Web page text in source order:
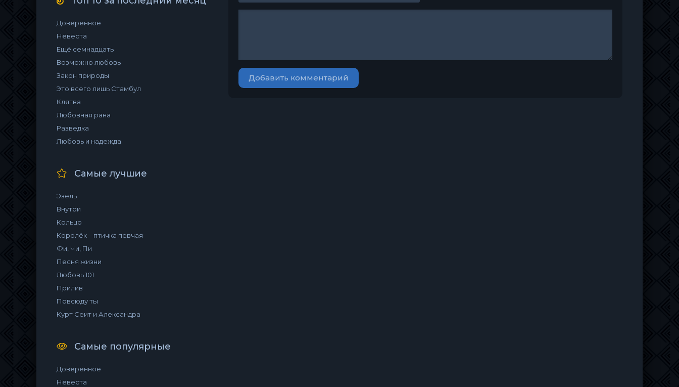
Доверенное
Невеста
Ещё семнадцать
Возможно любовь
Закон природы
Это всего лишь Стамбул
Клятва
Любовная рана
Разведка
Любовь и надежда
Самые лучшие
Эзель
Внутри
Кольцо
Королёк – птичка певчая
Фи, Чи, Пи
Песня жизни
Любовь 101
Прилив
Повсюду ты
Курт Сеит и Александра
Самые популярные
Доверенное
Невеста
Добавить комментарий